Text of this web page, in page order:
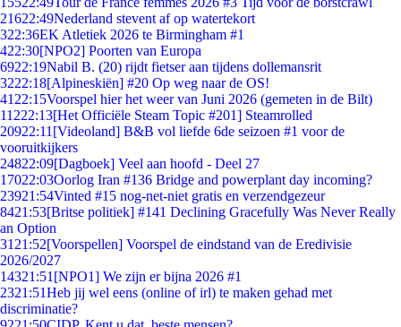
21622:49Nederland stevent af op watertekort
322:36EK Atletiek 2026 te Birmingham #1
422:30[NPO2] Poorten van Europa
6922:19Nabil B. (20) rijdt fietser aan tijdens dollemansrit
3222:18[Alpineskiën] #20 Op weg naar de OS!
41 22:15Voorspel hier het weer van Juni 2026 (gemeten in de Bilt)
11222:13[Het Officiële Steam Topic #201] Steamrolled
20922:11 [Videoland] B&B vol liefde 6de seizoen #1 voor de
vooruitkijkers
24822:09[Dagboek] Veel aan hoofd - Deel 27
17022:03Oorlog Iran #136 Bridge and powerplant day incoming?
23921:54Vinted #15 nog-net-niet gratis en verzendgezeur
8421:53[Britse politiek] #141 Declining Gracefully Was Never Really
an Option
31 21:52[Voorspellen] Voorspel de eindstand van de Eredivisie
2026/2027
14321:51 [NPO1] We zijn er bijna 2026 #1
2321:51Heb jij wel eens (online of irl) te maken gehad met
discriminatie?